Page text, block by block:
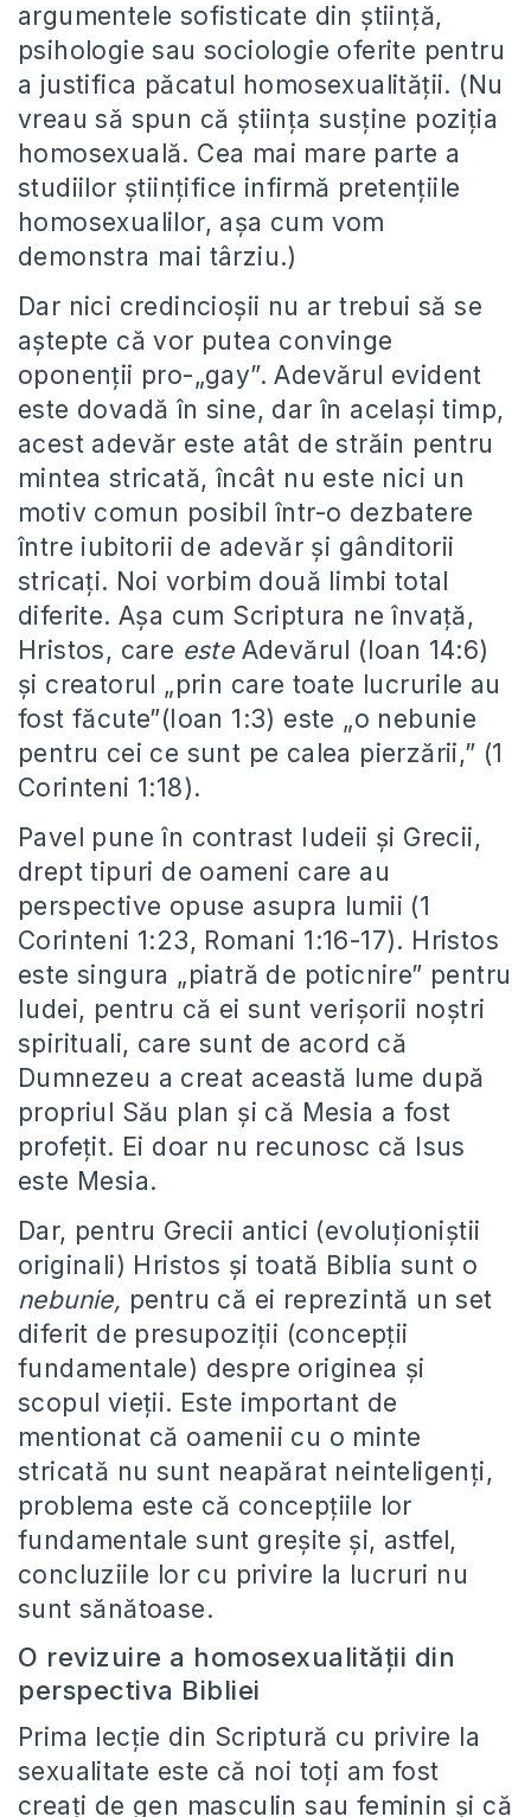
argumentele sofisticate din știință,
psihologie sau sociologie oferite pentru
a justifica păcatul homosexualității. (Nu
vreau să spun că știința susține poziția
homosexuală. Cea mai mare parte a
studiilor științifice infirmă pretențiile
homosexualilor, așa cum vom
demonstra mai târziu.)
Dar nici credincioșii nu ar trebui să se
aștepte că vor putea convinge
oponenții pro-„gay”. Adevărul evident
este dovadă în sine, dar în același timp,
acest adevăr este atât de străin pentru
mintea stricată, încât nu este nici un
motiv comun posibil într-o dezbatere
între iubitorii de adevăr și gânditorii
stricați. Noi vorbim două limbi total
diferite. Așa cum Scriptura ne învață,
Hristos, care esteAdevărul (Ioan 14:6)
și creatorul „prin care toate lucrurile au
fost făcute”(Ioan 1:3) este „o nebunie
pentru cei ce sunt pe calea pierzării,” (1
Corinteni 1:18).
Pavel pune în contrast Iudeii și Grecii,
drept tipuri de oameni care au
perspective opuse asupra lumii (1
Corinteni 1:23, Romani 1:16-17). Hristos
este singura „piatră de poticnire” pentru
Iudei, pentru că ei sunt verișorii noștri
spirituali, care sunt de acord că
Dumnezeu a creat această lume după
propriul Său plan și că Mesia a fost
profețit. Ei doar nu recunosc că Isus
este Mesia.
Dar, pentru Grecii antici (evoluționiștii
originali) Hristos și toată Biblia sunt o
nebunie, pentru că ei reprezintă un set
diferit de presupoziții (concepții
fundamentale) despre originea și
scopul vieții. Este important de
mentionat că oamenii cu o minte
stricată nu sunt neapărat neinteligenți,
problema este că concepțiile lor
fundamentale sunt greșite și, astfel,
concluziile lor cu privire la lucruri nu
sunt sănătoase.
O revizuire a homosexualității din
perspectiva Bibliei
Prima lecție din Scriptură cu privire la
sexualitate este că noi toți am fost
creați de gen masculin sau feminin și că